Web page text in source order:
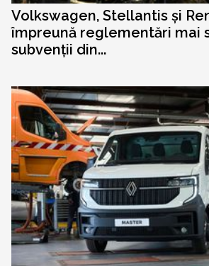
Volkswagen, Stellantis și
împreună reglementări mai
subvenții din...